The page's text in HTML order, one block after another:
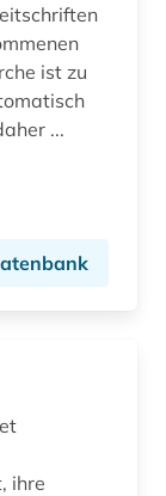
ist zu
...
ihre